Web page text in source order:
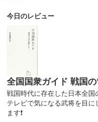
厩橋城（
2025年6月7、8
今日のレビュー
全国国衆ガイド 戦国の
戦国時代に存在した日本全
テレビで気になる武将を目
ます❗